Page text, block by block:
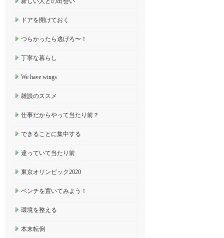
ドアを開けておく
つらかったら逃げろ〜！
丁寧な暮らし
We have wings
雑談のススメ
仕事だからやって当たり前？
できることに集中する
違っていて当たり前
東京オリンピック2020
ベンチを置いてみよう！
環境を整える
本末転倒